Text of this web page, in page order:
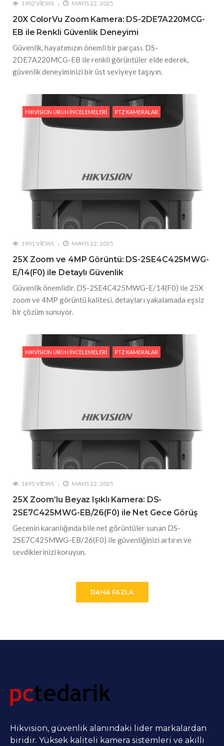
1902 VIEWS MAYIS 22, 2025
20X ColorVu Zoom Kamera: DS-2DE7A220MCG-
EB ile Renkli Güvenlik Deneyimi
Güvenlik, hayatımızın önemli bir parçası. DS-
2DE7A220MCG-EB ile renkli görüntüler elde ederek,
güvenlik deneyiminizi bir üst seviyeye taşıyın.
HIKVISION ÜRÜN İNCELEMELERI PTZ KAMERALAR
1901 VIEWS MAYIS 22, 2025
25X Zoom ve 4MP Görüntü: DS-2SE4C425MWG-
E/14(F0) ile Detaylı Güvenlik
Güvenlik önemlidir. DS-2SE4C425MWG-E/14(F0) ile 25X
zoom ve 4MP görüntü kalitesi, detayları yakalamada eşsiz
bir çözüm sunuyor.
HIKVISION ÜRÜN İNCELEMELERI PTZ KAMERALAR
1895 VIEWS MAYIS 22, 2025
25X Zoom’lu Beyaz Işıklı Kamera: DS-
2SE7C425MWG-EB/26(F0) ile Net Gece Görüş
Gecenin karanlığında bile net görüntüler sunan DS-
2SE7C425MWG-EB/26(F0) ile güvenliğinizi artırın ve
sevdiklerinizi koruyun.
DAHA FAZLA
Hikvision, güvenlik alanındaki lider markalardan
biridir. Yüksek kaliteli kamera sistemleri ve akıllı